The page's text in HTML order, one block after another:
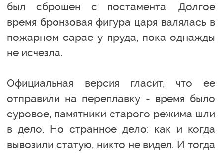
был сброшен с постамента. Долгое
время бронзовая фигура царя валялась в
пожарном сарае у пруда, пока однажды
не исчезла.
Официальная версия гласит, что ее
отправили на переплавку - время было
суровое, памятники старого режима шли
в дело. Но странное дело: как и когда
вывозили статую, никто не видел. И тогда